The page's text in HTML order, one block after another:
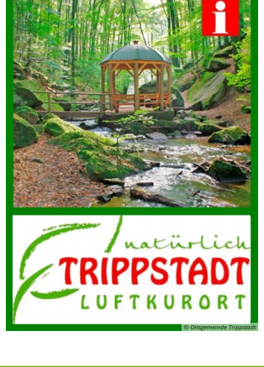
© Ortsgemeinde Trippstadt